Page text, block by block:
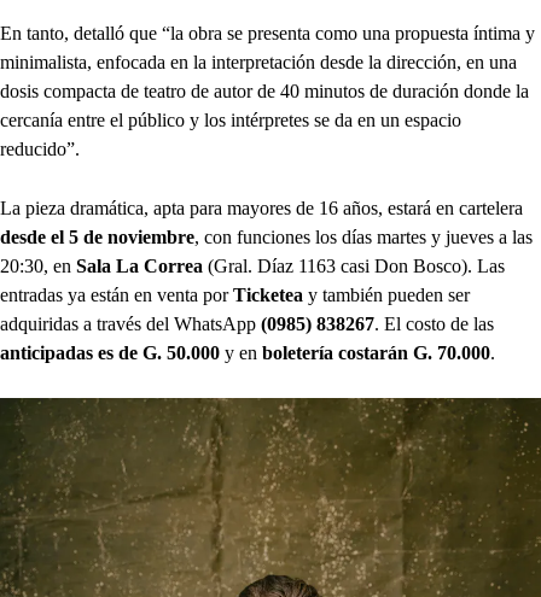
En tanto, detalló que “la obra se presenta como una propuesta íntima y
minimalista, enfocada en la interpretación desde la dirección, en una
dosis compacta de teatro de autor de 40 minutos de duración donde la
cercanía entre el público y los intérpretes se da en un espacio
reducido”.
La pieza dramática, apta para mayores de 16 años, estará en cartelera
desde el 5 de noviembre, con funciones los días martes y jueves a las
20:30, en Sala La Correa (Gral. Díaz 1163 casi Don Bosco). Las
entradas ya están en venta porTicketea y también pueden ser
adquiridas a través del WhatsApp (0985) 838267. El costo de las
anticipadas es de G. 50.000 y en boletería costarán G. 70.000.